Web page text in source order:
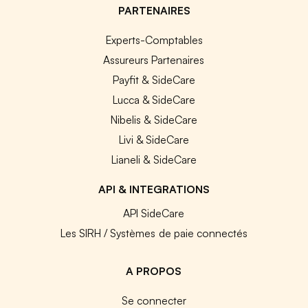
PARTENAIRES
Experts-Comptables
Assureurs Partenaires
Payfit & SideCare
Lucca & SideCare
Nibelis & SideCare
Livi & SideCare
Lianeli & SideCare
API & INTEGRATIONS
API SideCare
Les SIRH / Systèmes de paie connectés
A PROPOS
Se connecter